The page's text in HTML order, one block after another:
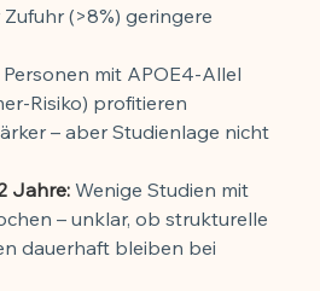
(>8%) geringere
Personen mit APOE4-Allel
Risiko) profitieren
– aber Studienlage nicht
Jahre: Wenige Studien mit
– unklar, ob strukturelle
dauerhaft bleiben bei